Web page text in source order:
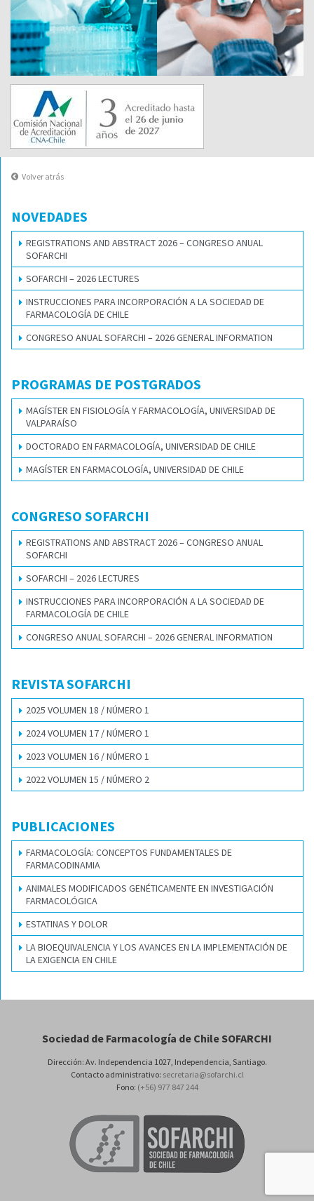
Volver atrás
NOVEDADES
REGISTRATIONS AND ABSTRACT 2026 – CONGRESO ANUAL
SOFARCHI
SOFARCHI – 2026 LECTURES
INSTRUCCIONES PARA INCORPORACIÓN A LA SOCIEDAD DE
FARMACOLOGÍA DE CHILE
CONGRESO ANUAL SOFARCHI – 2026 GENERAL INFORMATION
PROGRAMAS DE POSTGRADOS
MAGÍSTER EN FISIOLOGÍA Y FARMACOLOGÍA, UNIVERSIDAD DE
VALPARAÍSO
DOCTORADO EN FARMACOLOGÍA, UNIVERSIDAD DE CHILE
MAGÍSTER EN FARMACOLOGÍA, UNIVERSIDAD DE CHILE
CONGRESO SOFARCHI
REGISTRATIONS AND ABSTRACT 2026 – CONGRESO ANUAL
SOFARCHI
SOFARCHI – 2026 LECTURES
INSTRUCCIONES PARA INCORPORACIÓN A LA SOCIEDAD DE
FARMACOLOGÍA DE CHILE
CONGRESO ANUAL SOFARCHI – 2026 GENERAL INFORMATION
REVISTA SOFARCHI
2025 VOLUMEN 18 / NÚMERO 1
2024 VOLUMEN 17 / NÚMERO 1
2023 VOLUMEN 16 / NÚMERO 1
2022 VOLUMEN 15 / NÚMERO 2
PUBLICACIONES
FARMACOLOGÍA: CONCEPTOS FUNDAMENTALES DE
FARMACODINAMIA
ANIMALES MODIFICADOS GENÉTICAMENTE EN INVESTIGACIÓN
FARMACOLÓGICA
ESTATINAS Y DOLOR
LA BIOEQUIVALENCIA Y LOS AVANCES EN LA IMPLEMENTACIÓN DE
LA EXIGENCIA EN CHILE
Sociedad de Farmacología de Chile SOFARCHI
Dirección: Av. Independencia 1027, Independencia, Santiago.
Contacto administrativo: secretaria@sofarchi.cl
Fono: (+56) 977 847 244